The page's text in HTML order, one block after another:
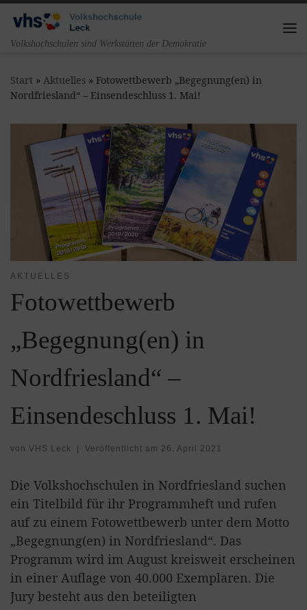
Zum Inhalt springen
Volkshochschulen sind Werkstätten der Demokratie
Start » Aktuelles » Fotowettbewerb „Begegnung(en) in
Nordfriesland“ – Einsendeschluss 1. Mai!
AKTUELLES
Fotowettbewerb
„Begegnung(en) in
Nordfriesland“ –
Einsendeschluss 1. Mai!
von VHS Leck | Veröffentlicht am 26. April 2021
Die Volkshochschulen in Nordfriesland suchen
ein Titelbild für ihr Programmheft und rufen
auf zu einem Fotowettbewerb unter dem Motto
„Begegnung(en) in Nordfriesland“. Das
Programm wird im August kreisweit erscheinen
in einer Auflage von 40.000 Exemplaren. Die
Jury besteht aus den beteiligten